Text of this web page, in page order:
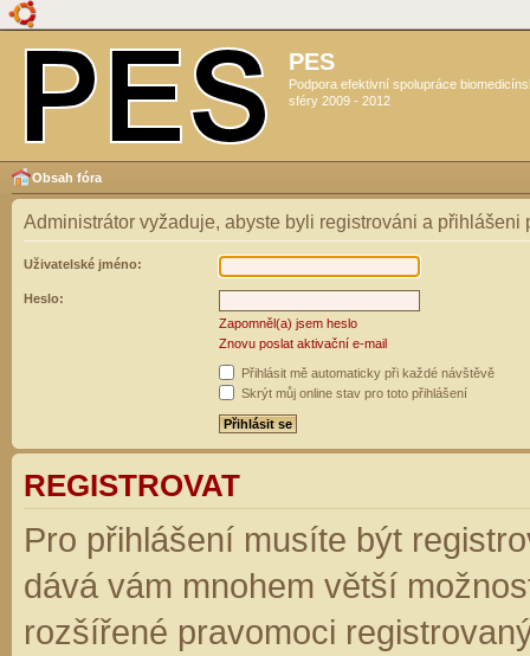
PES
Podpora efektivní spolupráce
sféry 2009 - 2012
Obsah fóra
Administrátor vyžaduje, abyste byli registrováni a přihlášeni
Uživatelské jméno:
Heslo:
Zapomněl(a) jsem heslo
Znovu poslat aktivační e-mail
Přihlásit mě automaticky při každé návštěvě
Skrýt můj online stav pro toto přihlášení
REGISTROVAT
Pro přihlášení musíte být
dává vám mnohem větší
rozšířené pravomoci